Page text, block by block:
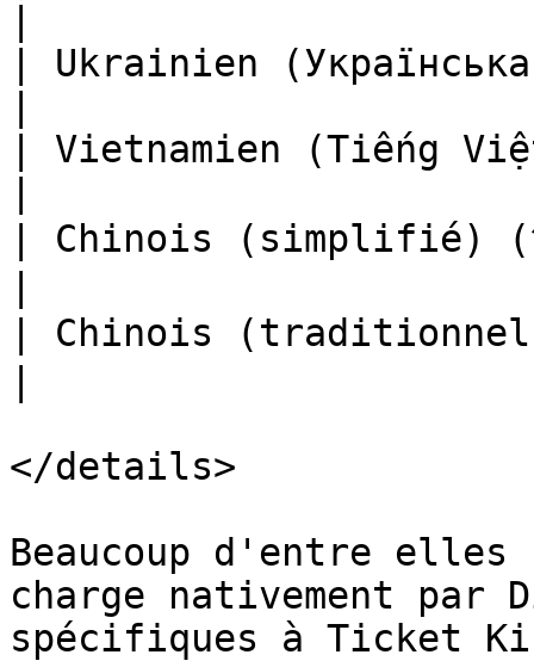
| Ukrainien
| Vietnamien (Tiếng
| Chinois (simplifié) (
| Chinois
</details>
Beaucoup d'entre elles
charge nativement par
spécifiques à Ticket